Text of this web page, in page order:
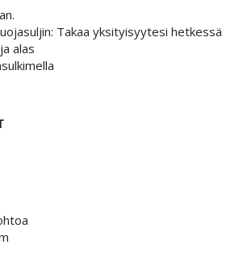
Takaa yksityisyytesi hetkessä
alas